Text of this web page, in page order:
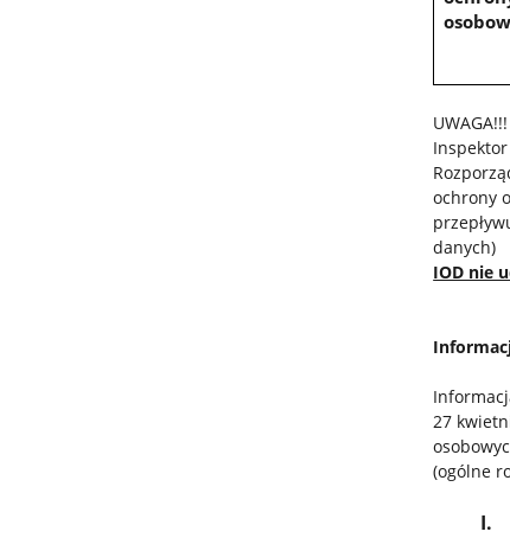
UWAGA!!!
ochrony
danych)
IOD nie
27
(ogólne
I.